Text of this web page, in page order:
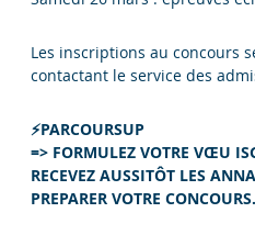
Les inscriptions au concours
contactant le service des
⚡PARCOURSUP
=> FORMULEZ VOTRE VŒU
RECEVEZ AUSSITÔT LES
PREPARER VOTRE CONCOURS.